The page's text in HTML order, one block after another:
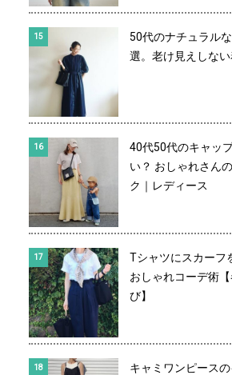
50代のナチュラル
選。老け見えしな
40代50代のキャッ
い？ おしゃれさん
ク｜レディース
Tシャツにスカーフ
おしゃれコーデ術
び】
キャミワンピース